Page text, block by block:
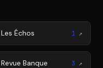
Les Échos 1 ↗
Revue Banque 3 ↗